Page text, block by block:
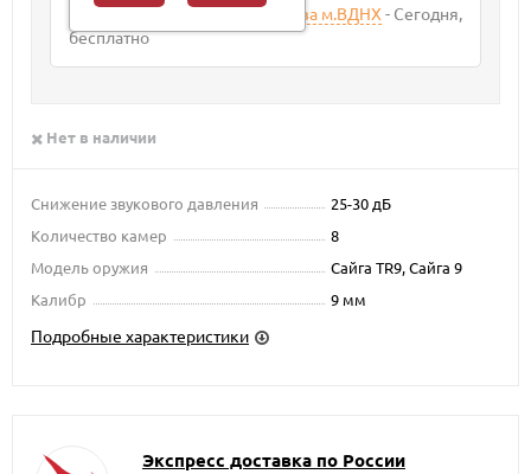
Самовывоз из магазина Москва м.ВДНХ
Сегодня
Бесплатно
Нет в наличии
Снижение звукового давления
25-30 дБ
Количество камер
8
Модель оружия
Сайга TR9, Сайга 9
Калибр
9 мм
Подробные характеристики
Экспресс доставка по России